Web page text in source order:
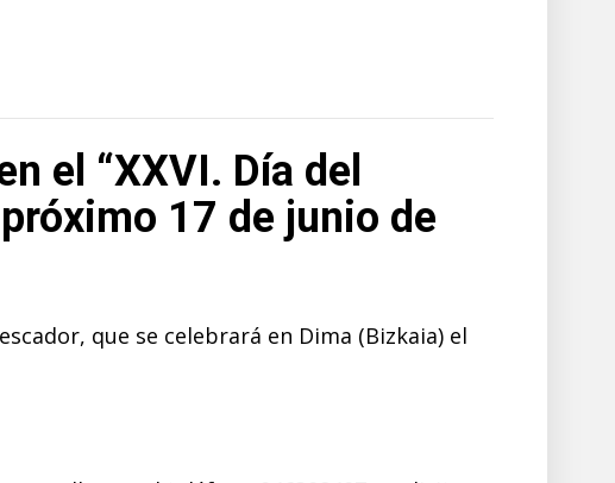
el “XXVI. Día del
17 de junio de
que se celebrará en Dima (Bizkaia) el